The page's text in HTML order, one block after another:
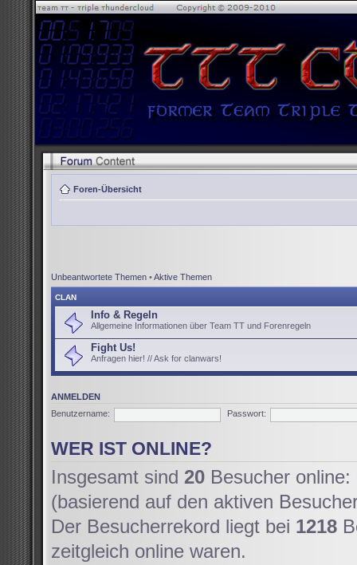
Foren-Übersicht
Unbeantwortete Themen •Aktive Themen
CLAN
Info & Regeln
Allgemeine Informationen über Team TT und Forenregeln
Fight Us!
Anfragen hier! // Ask for clanwars!
ANMELDEN
Benutzername:
Passwort:
WER IST ONLINE?
Insgesamt sind 20 Besucher
(basierend auf den aktiven
Der Besucherrekord liegt bei 1218
zeitgleich online waren.